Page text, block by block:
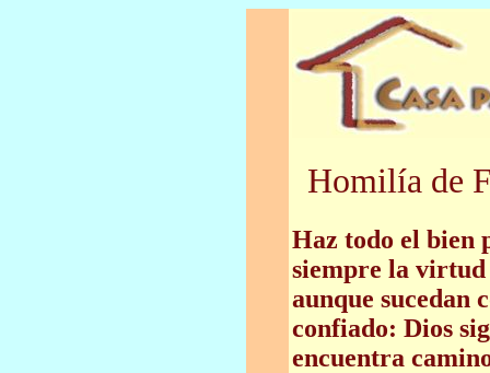
Homilía de
Haz todo el bien
siempre la virtud
aunque sucedan
confiado: Dios
encuentra